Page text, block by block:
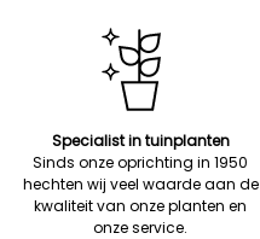
Specialist in tuinplanten
Sinds onze oprichting in 1950
hechten wij veel waarde aan de
kwaliteit van onze planten en
onze service.